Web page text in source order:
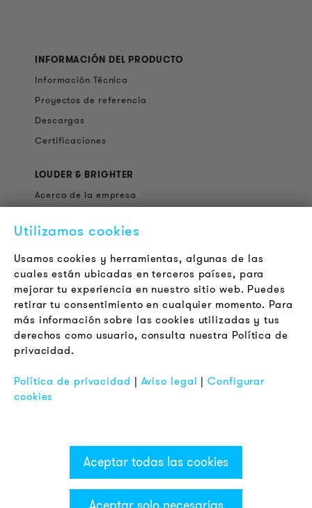
INFORMACIÓN DEL PRODUCTO
Información Técnica
Proyectos de referencia
Descargas
Certificaciones
LOUDER & BRIGHTER
Acerca de la empresa
Jobs
Boletín
LEGAL
Terminos y Condiciones Generales
Aviso de Privacidad
Pie de Imprenta
Utilizamos cookies
Usamos cookies y herramientas, algunas de las
cuales están ubicadas en terceros países, para
mejorar tu experiencia en nuestro sitio web. Puedes
retirar tu consentimiento en cualquier momento. Para
más información sobre las cookies utilizadas y tus
derechos como usuario, consulta nuestra Política de
privacidad.
Política de privacidad | Aviso legal |Configurar
cookies
Aceptar todas las cookies